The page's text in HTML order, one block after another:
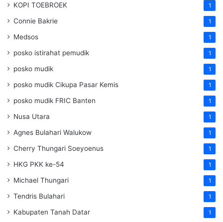
KOPI TOEBROEK 1
Connie Bakrie 1
Medsos 1
posko istirahat pemudik 1
posko mudik 1
posko mudik Cikupa Pasar Kemis 1
posko mudik FRIC Banten 1
Nusa Utara 1
Agnes Bulahari Walukow 1
Cherry Thungari Soeyoenus 1
HKG PKK ke-54 1
Michael Thungari 1
Tendris Bulahari 1
Kabupaten Tanah Datar 1